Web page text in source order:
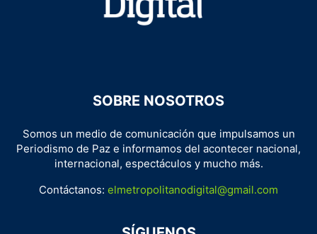
SOBRE NOSOTROS
Somos un medio de comunicación que impulsamos un
Periodismo de Paz e informamos del acontecer nacional,
internacional, espectáculos y mucho más.
Contáctanos: elmetropolitanodigital@gmail.com